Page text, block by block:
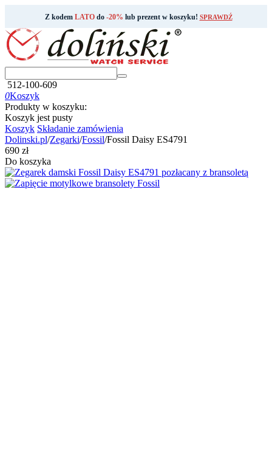
Z kodem LATOdo -20% lub prezent w koszyku! SPRAWDŹ
512-100-609
0Koszyk
Produkty w koszyku:
Koszyk jest pusty
Koszyk Składanie zamówienia
Dolinski.pl/Zegarki/Fossil/Fossil Daisy ES4791
‍690‍ zł
Do koszyka